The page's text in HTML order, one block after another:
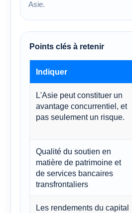
Asie.
Points clés à retenir
Indiquer
L'Asie peut constituer un
avantage concurrentiel, et
pas seulement un risque.
Qualité du soutien en
matière de patrimoine et
de services bancaires
transfrontaliers
Les rendements du capital